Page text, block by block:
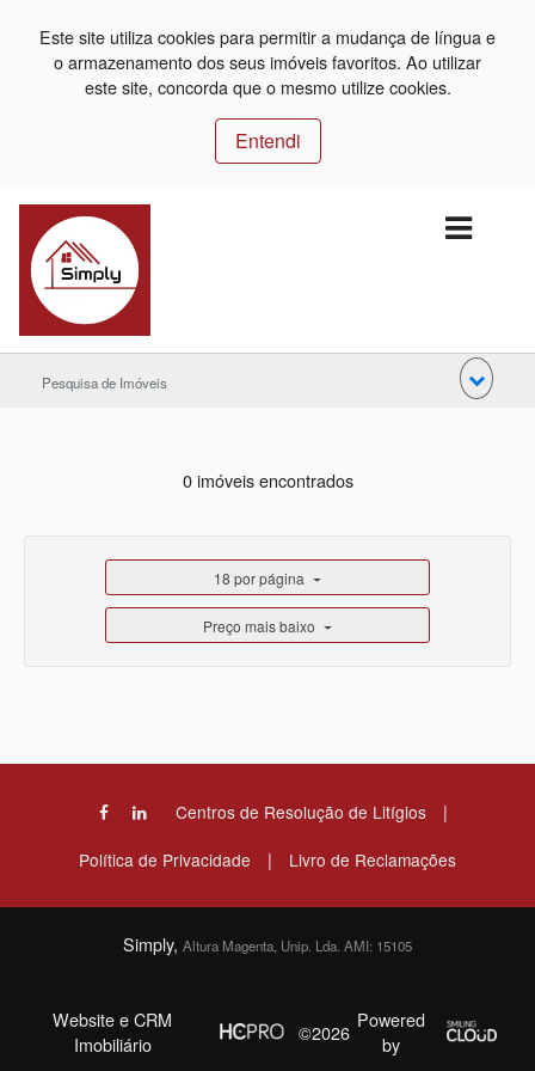
Este site utiliza cookies para permitir a mudança de língua e
o armazenamento dos seus imóveis favoritos. Ao utilizar
este site, concorda que o mesmo utilize cookies.
Entendi
Pesquisa de Imóveis
0 imóveis encontrados
18 por página
Preço mais baixo
Centros de Resolução de Litígios |
Política de Privacidade | Livro de Reclamações
Simply, Altura Magenta, Unip. Lda. AMI: 15105
Website e CRM
Imobiliário
©2026 Powered
by